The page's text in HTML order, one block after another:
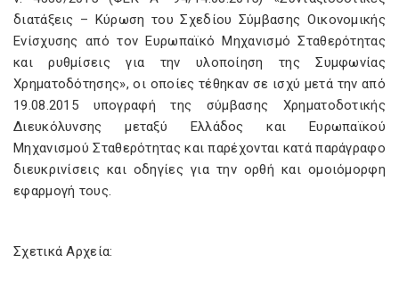
διατάξεις – Κύρωση του Σχεδίου Σύμβασης Οικονομικής
Ενίσχυσης από τον Ευρωπαϊκό Μηχανισμό Σταθερότητας
και ρυθμίσεις για την υλοποίηση της Συμφωνίας
Χρηματοδότησης», οι οποίες τέθηκαν σε ισχύ μετά την από
19.08.2015 υπογραφή της σύμβασης Xρηματοδοτικής
Διευκόλυνσης μεταξύ Ελλάδος και Ευρωπαϊκού
Μηχανισμού Σταθερότητας και παρέχονται κατά παράγραφο
διευκρινίσεις και οδηγίες για την ορθή και ομοιόμορφη
εφαρμογή τους.
Σχετικά Αρχεία: